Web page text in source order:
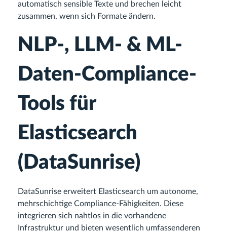
automatisch sensible Texte und brechen leicht
zusammen, wenn sich Formate ändern.
NLP-, LLM- & ML-
Daten-Compliance-
Tools für
Elasticsearch
(DataSunrise)
DataSunrise erweitert Elasticsearch um autonome,
mehrschichtige Compliance-Fähigkeiten. Diese
integrieren sich nahtlos in die vorhandene
Infrastruktur und bieten wesentlich umfassenderen